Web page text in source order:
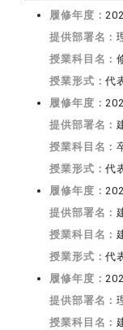
履修年度：
提供部署名：
授業科目名：
授業形式：代
履修年度：
提供部署名：
授業科目名：
授業形式：代
履修年度：
提供部署名：
授業科目名：
授業形式：代
履修年度：
提供部署名：
授業科目名：